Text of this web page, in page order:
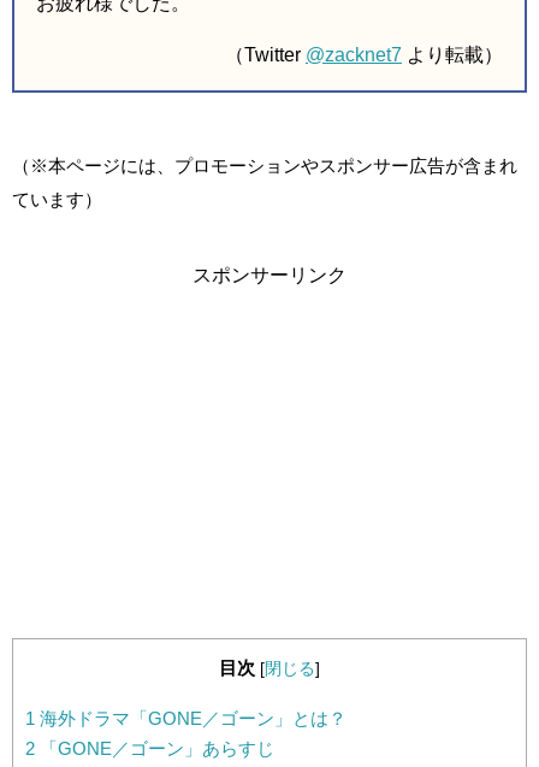
（Twitter @zacknet7 より転載）
（※本ページには、プロモーションやスポンサー広告が含まれ
ています）
スポンサーリンク
目次 [閉じる]
1 海外ドラマ「GONE／ゴーン」とは？
2 「GONE／ゴーン」あらすじ